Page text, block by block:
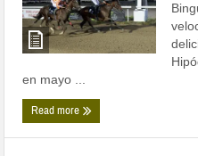
en mayo ...
Read more